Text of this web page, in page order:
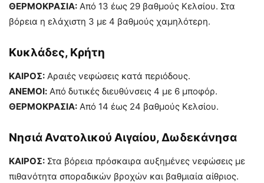
ΘΕΡΜΟΚΡΑΣΙΑ: Από 13 έως 29 βαθμούς Κελσίου. Στα
βόρεια η ελάχιστη 3 με 4 βαθμούς χαμηλότερη.
Κυκλάδες, Κρήτη
ΚΑΙΡΟΣ: Αραιές νεφώσεις κατά περιόδους.
ΑΝΕΜΟΙ: Από δυτικές διευθύνσεις 4 με 6 μποφόρ.
ΘΕΡΜΟΚΡΑΣΙΑ: Από 14 έως 24 βαθμούς Κελσίου.
Νησιά Ανατολικού Αιγαίου, Δωδεκάνησα
ΚΑΙΡΟΣ: Στα βόρεια πρόσκαιρα αυξημένες νεφώσεις με
πιθανότητα σποραδικών βροχών και βαθμιαία αίθριος.